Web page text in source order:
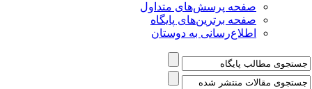
صفحه پرسش‌های متداول
صفحه برترین‌های پایگاه
اطلاع‌رسانی به دوستان